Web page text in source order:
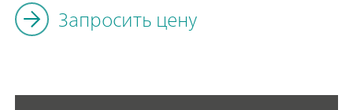
Запросить цену